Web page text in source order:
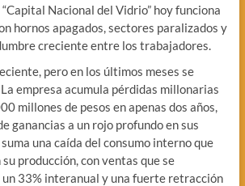
Nacional del Vidrio” hoy funciona
hornos apagados, sectores paralizados y
creciente entre los trabajadores.
pero en los últimos meses se
empresa acumula pérdidas millonarias
millones de pesos en apenas dos años,
ganancias a un rojo profundo en sus
una caída del consumo interno que
producción, con ventas que se
33% interanual y una fuerte retracción